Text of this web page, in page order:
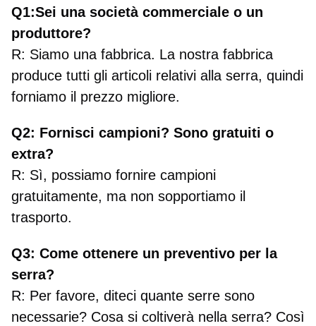
Q1:Sei una società commerciale o un
produttore?
R: Siamo una fabbrica. La nostra fabbrica
produce tutti gli articoli relativi alla serra, quindi
forniamo il prezzo migliore.
Q2: Fornisci campioni? Sono gratuiti o
extra?
R: Sì, possiamo fornire campioni
gratuitamente, ma non sopportiamo il
trasporto.
Q3: Come ottenere un preventivo per la
serra?
R: Per favore, diteci quante serre sono
necessarie? Cosa si coltiverà nella serra? Così